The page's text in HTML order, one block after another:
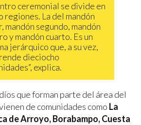
ceremonial se divide en
regiones. La del mandón
mandón segundo, mandón
y mandón cuarto. Es un
jerárquico que, a su vez,
dieciocho
explica.
que forman parte del área del
de comunidades como La
de Arroyo, Borabampo, Cuesta